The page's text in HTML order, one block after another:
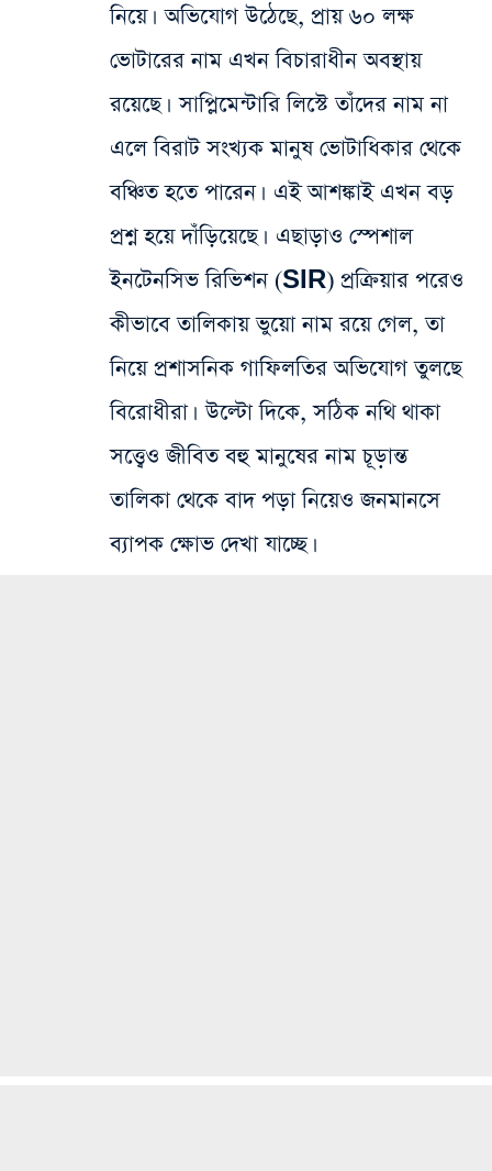
নিয়ে। অভিযোগ উঠেছে, প্রায় ৬০ লক্ষ
ভোটারের নাম এখন বিচারাধীন অবস্থায়
রয়েছে। সাপ্লিমেন্টারি লিস্টে তাঁদের নাম না
এলে বিরাট সংখ্যক মানুষ ভোটাধিকার থেকে
বঞ্চিত হতে পারেন। এই আশঙ্কাই এখন বড়
প্রশ্ন হয়ে দাঁড়িয়েছে। এছাড়াও স্পেশাল
ইনটেনসিভ রিভিশন (SIR) প্রক্রিয়ার পরেও
কীভাবে তালিকায় ভুয়ো নাম রয়ে গেল, তা
নিয়ে প্রশাসনিক গাফিলতির অভিযোগ তুলছে
বিরোধীরা। উল্টো দিকে, সঠিক নথি থাকা
সত্ত্বেও জীবিত বহু মানুষের নাম চূড়ান্ত
তালিকা থেকে বাদ পড়া নিয়েও জনমানসে
ব্যাপক ক্ষোভ দেখা যাচ্ছে।